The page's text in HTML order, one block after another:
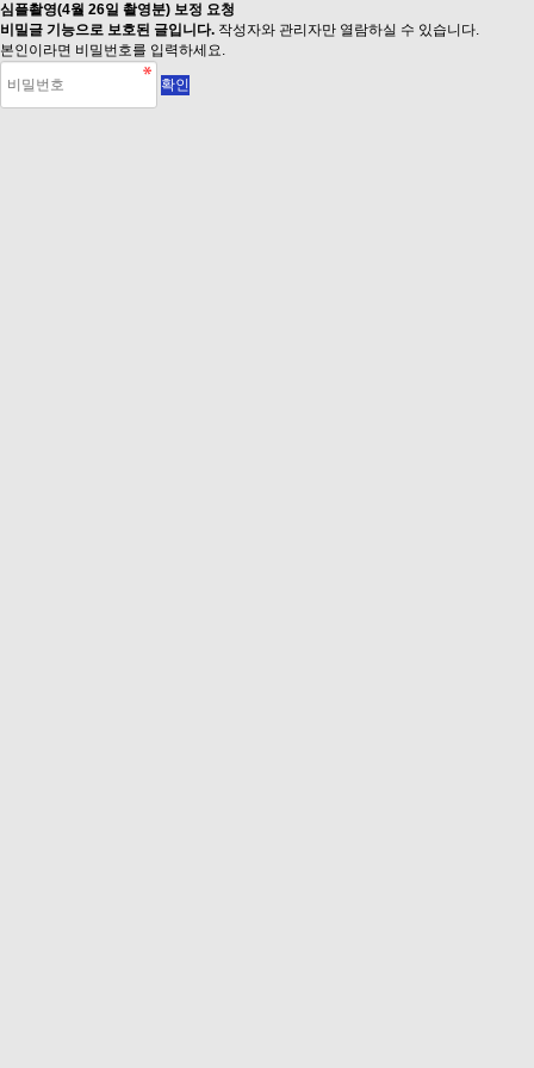
심플촬영(4월 26일 촬영분) 보정 요청
비밀글 기능으로 보호된 글입니다. 작성자와 관리자만 열람하실 수 있습니다.
본인이라면 비밀번호를 입력하세요.